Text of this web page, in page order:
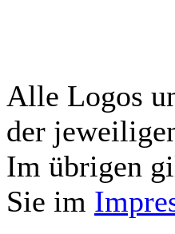
Alle Logos
der
Im übrigen
Sie im